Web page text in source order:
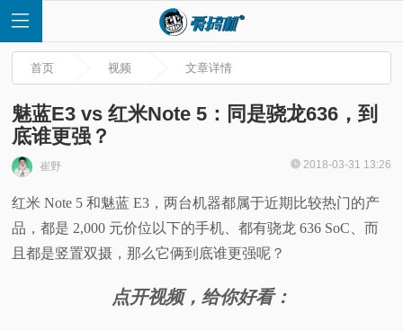
首
页
快
首页 视频 文章详情
魅蓝E3 vs 红米Note 5：同是骁龙636，到
底谁更强？
崔野 2018-03-31 13:26
红米 Note 5 和魅蓝 E3，两台机器都属于近期比较热门的产
品，都是 2,000 元价位以下的手机、都有骁龙 636 SoC、而
且都是竖置双摄，那么它俩到底谁更强呢？
点开视频，给你好看：